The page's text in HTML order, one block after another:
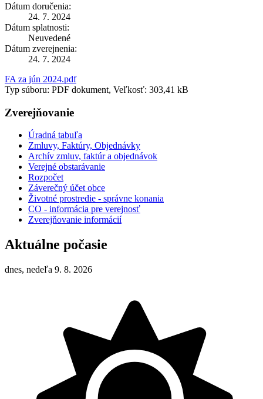
Dátum doručenia:
24. 7. 2024
Dátum splatnosti:
Neuvedené
Dátum zverejnenia:
24. 7. 2024
FA za jún 2024.pdf
Typ súboru: PDF dokument, Veľkosť: 303,41 kB
Zverejňovanie
Úradná tabuľa
Zmluvy, Faktúry, Objednávky
Archív zmluv, faktúr a objednávok
Verejné obstarávanie
Rozpočet
Záverečný účet obce
Životné prostredie - správne konania
CO - informácia pre verejnosť
Zverejňovanie informácií
Aktuálne počasie
dnes, nedeľa 9. 8. 2026